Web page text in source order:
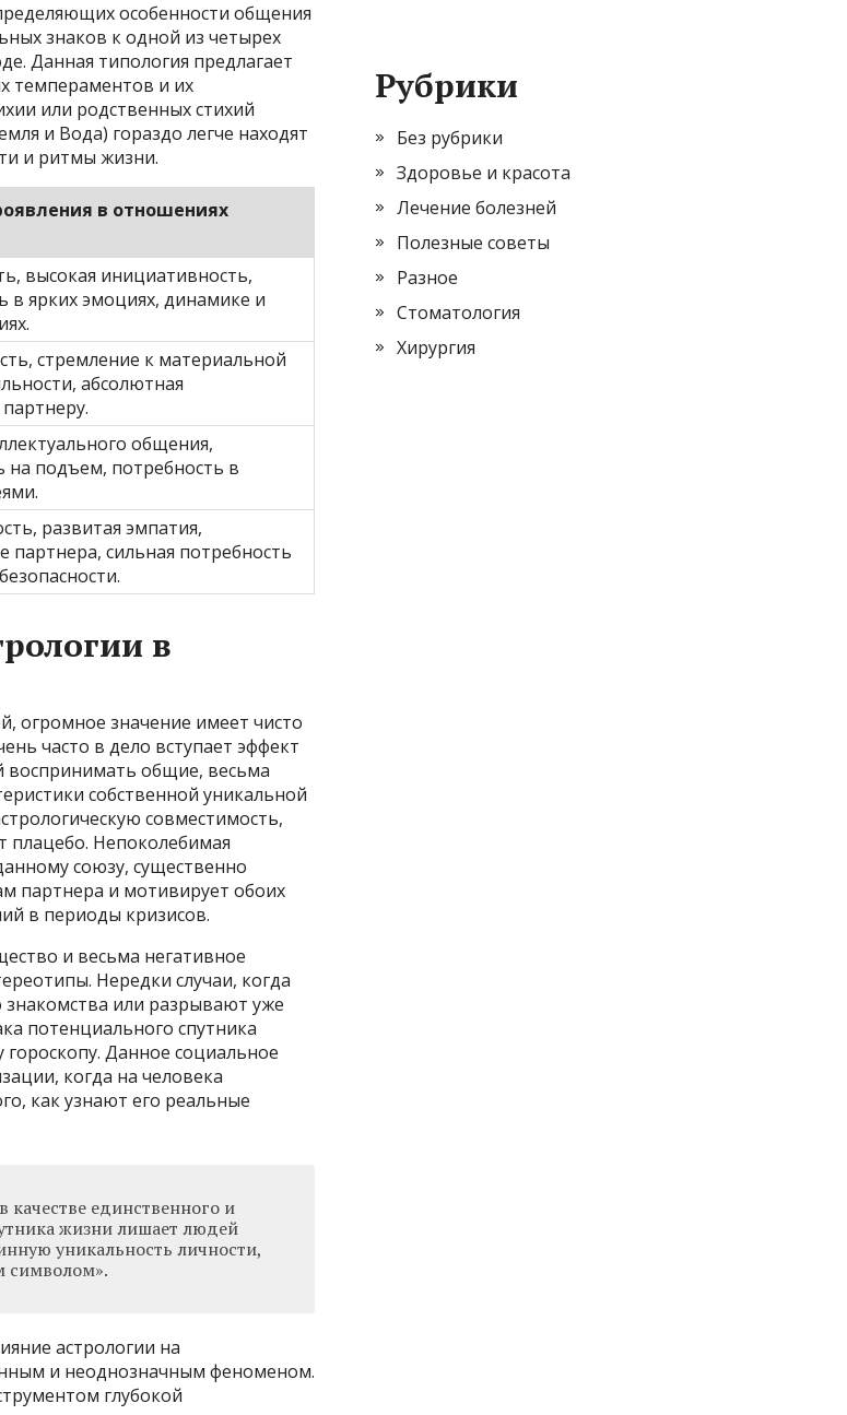
особенности общения
знаков к одной из четырех
Данная типология предлагает
темпераментов и их
или родственных стихий
и Вода) гораздо легче находят
и ритмы жизни.
в отношениях
высокая инициативность,
в ярких эмоциях, динамике и
стремление к материальной
абсолютная
общения,
на подъем, потребность в
развитая эмпатия,
сильная потребность
в
огромное значение имеет чисто
часто в дело вступает эффект
воспринимать общие, весьма
собственной уникальной
совместимость,
плацебо. Непоколебимая
союзу, существенно
партнера и мотивирует обоих
в периоды кризисов.
и весьма негативное
Нередки случаи, когда
знакомства или разрывают уже
потенциального спутника
Данное социальное
когда на человека
как узнают его реальные
единственного и
жизни лишает людей
уникальность личности,
символом».
астрологии на
и неоднозначным феноменом.
глубокой
Рубрики
Без рубрики
Здоровье и красота
Лечение болезней
Полезные советы
Разное
Стоматология
Хирургия